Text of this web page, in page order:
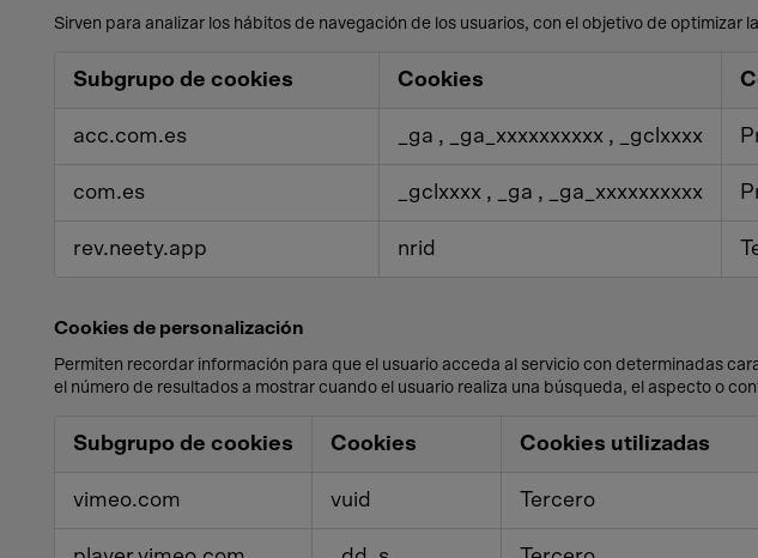
Sirven para analizar los hábitos de navegación de los usuarios, con el objetivo de
Cookies
analíticas
Subgrupo de cookies Cookies
acc.com.es _ga , _ga_xxxxxxxxxx , _gclxxxx
com.es _gclxxxx , _ga , _ga_xxxxxxxxxx
rev.neety.app nrid
Cookies de personalización
Permiten recordar información para que el usuario acceda al servicio con determinadas
el número de resultados a mostrar cuando el usuario realiza una búsqueda, el aspecto o
Cookies
personalización
Subgrupo de cookies Cookies Cookies utilizadas
vimeo.com vuid Tercero